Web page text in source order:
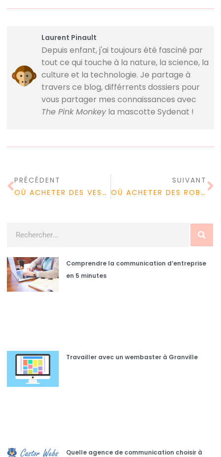
Laurent Pinault
Depuis enfant, j'ai toujours été fasciné par
tout ce qui touche à la nature, la science, la
culture et la technologie. Je partage à
travers ce blog, différrents dossiers pour
vous partager mes connaissances avec
The Pink Monkeyla mascotte Sydenat !
PRÉCÉDENT
OÙ ACHETER DES VESTES POUR FEMMES ?
SUIVANT
OÙ ACHETER DES ROBES EN LIGNE ?
Comprendre la communication d’entreprise
en 5 minutes
Travailler avec un wembaster à Granville
Quelle agence de communication choisir à